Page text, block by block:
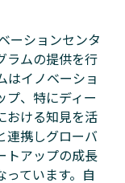
ーションセンタ
ラムの提供を行
はイノベーショ
プ、特にディー
おける知見を活
連携しグローバ
トアップの成長
ています。自